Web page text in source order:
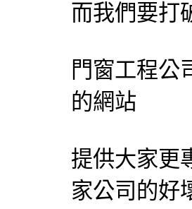
而我們要打
門窗工程公
的網站
提供大家更
家公司的好